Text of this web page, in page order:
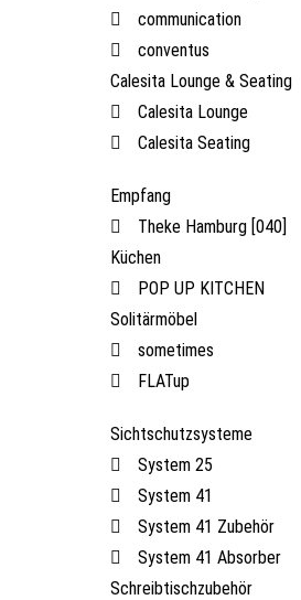
communication
conventus
Calesita Lounge & Seating
Calesita Lounge
Calesita Seating
Empfang
Theke Hamburg [040]
Küchen
POP UP KITCHEN
Solitärmöbel
sometimes
FLATup
Sichtschutzsysteme
System 25
System 41
System 41 Zubehör
System 41 Absorber
Schreibtischzubehör